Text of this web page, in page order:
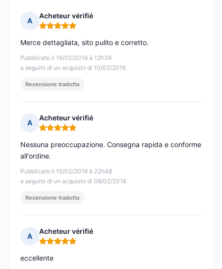
A
Acheteur vérifié
Nota: 5 su 5
Pubblicato il 16/02/2016 à 12h39
a seguito di un acquisto di 10/02/2016
Merce dettagliata, sito pulito e corretto.
Recensione tradotta
A
Acheteur vérifié
Nota: 5 su 5
Pubblicato il 15/02/2016 à 22h48
a seguito di un acquisto di 08/02/2016
Nessuna preoccupazione. Consegna rapida e conforme
all'ordine.
Recensione tradotta
A
Acheteur vérifié
Nota: 5 su 5
eccellente